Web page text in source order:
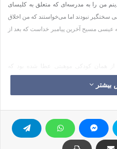
من را به مدرسه‌ای که متعلق به کلیسای
سختگیر نبودند اما می‌خواستند که من اخلاق
عیسی مسیح آخرین پیامبر خداست که بعد از
کودکی خجالتی و گوشه‌گیر بودم اما
نه سال از عمر من نگذشته بود. از همان
از آن‌جایی که پدر من یونانی قبرصی بود و
بیشتر